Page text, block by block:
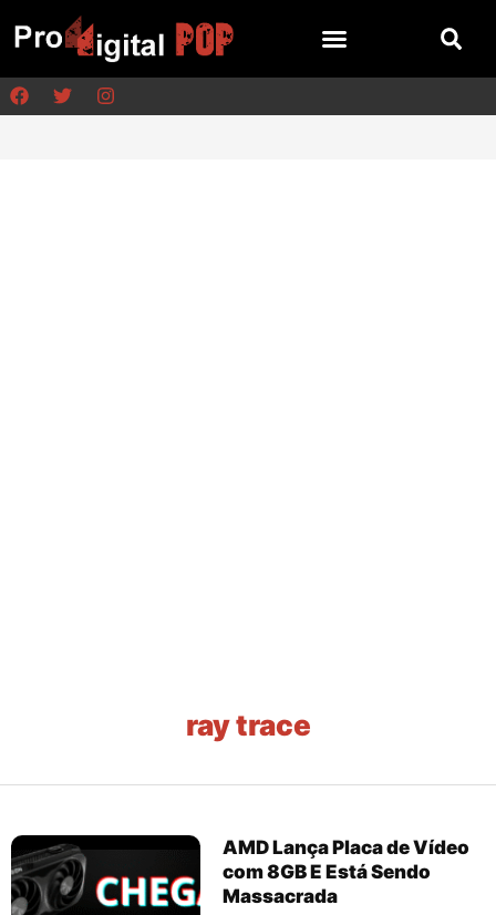
ray trace
AMD Lança Placa de Vídeo
com 8GB E Está Sendo
Massacrada